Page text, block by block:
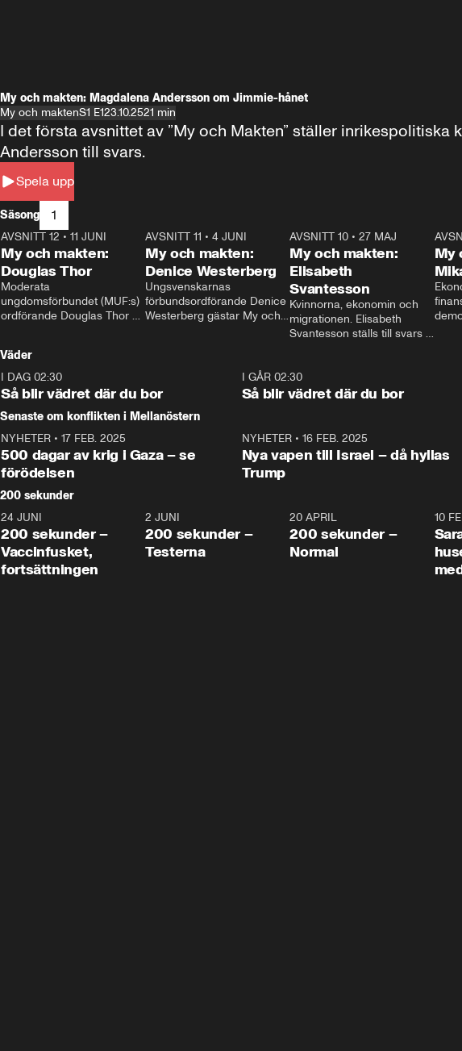
My och makten: Magdalena Andersson om Jimmie-hånet
My och maktenS1 E123.10.2521 min
Spela upp
I det första avsnittet av ”My och Makten” ställer
Andersson till svars.
Säsong 1
26:27
AVSNITT 12 • 11 JUNI
My och makten:
Douglas Thor
Moderata
ungdomsförbundet (MUF:s)
ordförande Douglas Thor
tonårsutvisningarna och hur
Moderaterna ska locka
väljare till valet i höst.
23:40
AVSNITT 11 •4 JUNI
My och makten:
Denice Westerberg
Ungsvenskarnas
förbundsordförande Denice
Westerberg gästar My och
AVSNITT 10 •27 MAJ
My och makten:
Elisabeth
Svantesson
Kvinnorna, ekonomin och
migrationen. Elisabeth
Svantesson ställs till svars
My
Väder
I DAG 02:30
Så blir vädret där du bor
I GÅR 02:30
Så blir vädret där du bor
Senaste om konflikten i Mellanöstern
NYHETER • 17 FEB. 2025
500 dagar av krig i Gaza – se
förödelsen
NYHETER• 16 FEB. 2025
Nya vapen till Israel – då hyllas
Trump
200 sekunder
5:00
24 JUNI
200 sekunder –
Vaccinfusket,
fortsättningen
4:23
2 JUNI
200 sekunder –
Testerna
20 APRIL
200 sekunder –
Normal
10